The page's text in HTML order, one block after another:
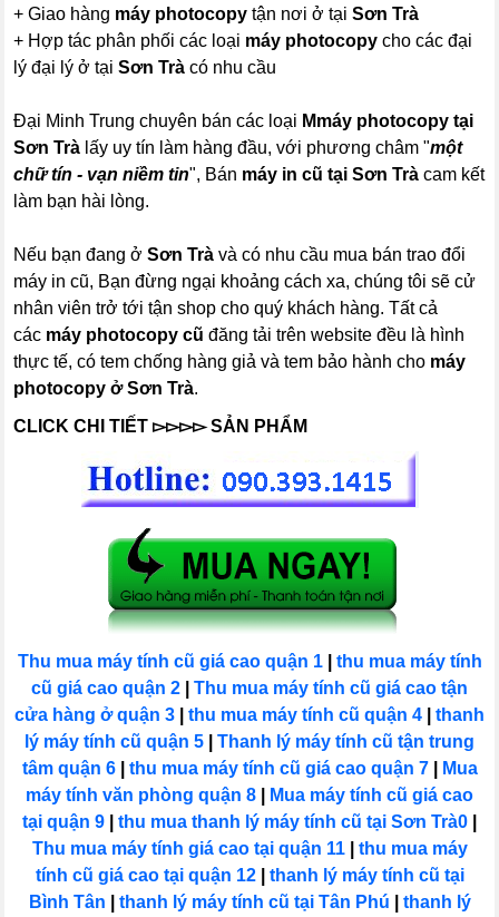
+ Giao hàng máy photocopy tận nơi ở tạiSơn Trà
+ Hợp tác phân phối các loại máy photocopy cho các đại
lý đại lý ở tạiSơn Trà có nhu cầu
Đại Minh Trung chuyên bán các loại Mmáy photocopy tại
Sơn Trà lấy uy tín làm hàng đầu, với phương châm "một
chữ tín - vạn niềm tin", Bán máy in cũ tại Sơn Trà cam kết
làm bạn hài lòng.
Nếu bạn đang ởSơn Trà và có nhu cầu mua bán trao đổi
máy in cũ, Bạn đừng ngại khoảng cách xa, chúng tôi sẽ cử
nhân viên trở tới tận shop cho quý khách hàng. Tất cả
các máy photocopy cũ đăng tải trên website đều là hình
thực tế, có tem chống hàng giả và tem bảo hành cho máy
photocopy ở Sơn Trà.
CLICK CHI TIẾT ▻▻▻▻ SẢN PHẨM
Thu mua máy tính cũ giá cao quận 1
thu mua máy tính
cũ giá cao quận 2
Thu mua máy tính cũ giá cao tận
cửa hàng ở quận 3
thu mua máy tính cũ quận 4
thanh
lý máy tính cũ quận 5
Thanh lý máy tính cũ tận trung
tâm quận 6
thu mua máy tính cũ giá cao quận 7
Mua
máy tính văn phòng quận 8
Mua máy tính cũ giá cao
tại quận 9
thu mua thanh lý máy tính cũ tại Sơn Trà0
Thu mua máy tính giá cao tại quận 11
thu mua máy
tính cũ giá cao tại quận 12|
thanh lý máy tính cũ tại
Bình Tân
thanh lý máy tính cũ tại Tân Phú
thanh lý